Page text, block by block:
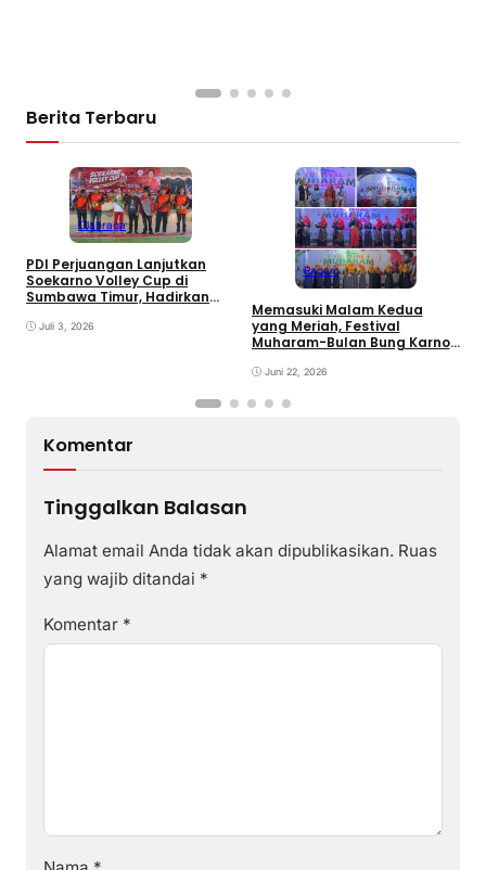
Berita Terbaru
Olahraga
PDI Perjuangan Lanjutkan
Soekarno Volley Cup di
Sumbawa Timur, Hadirkan
Rakyat
Juli 3, 2026
Ragam
Memasuki Malam Kedua
yang Meriah, Festival
Muharam-Bulan Bung Karno
Pemajuan Kebudayaan
Juni 22, 2026
Komentar
Tinggalkan Balasan
Alamat email Anda tidak akan dipublikasikan. Ruas
yang wajib ditandai *
Komentar *